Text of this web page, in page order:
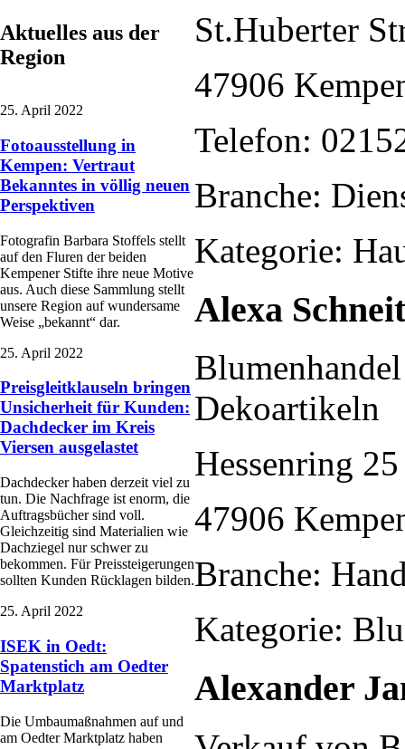
Aktuelles aus der
Region
25. April 2022
Fotoausstellung in
Kempen: Vertraut
Bekanntes in völlig neuen
Perspektiven
Fotografin Barbara Stoffels stellt
auf den Fluren der beiden
Kempener Stifte ihre neue Motive
aus. Auch diese Sammlung stellt
unsere Region auf wundersame
Weise „bekannt“ dar.
25. April 2022
Preisgleitklauseln bringen
Unsicherheit für Kunden:
Dachdecker im Kreis
Viersen ausgelastet
Dachdecker haben derzeit viel zu
tun. Die Nachfrage ist enorm, die
Auftragsbücher sind voll.
Gleichzeitig sind Materialien wie
Dachziegel nur schwer zu
bekommen. Für Preissteigerungen
sollten Kunden Rücklagen bilden.
25. April 2022
ISEK in Oedt:
Spatenstich am Oedter
Marktplatz
Die Umbaumaßnahmen auf und
am Oedter Marktplatz haben
St.Huberter
47906
Telefon:
Branche:
Kategorie:
Alexa
Dekoartikeln
Hessenring 25
47906
Branche:
Kategorie:
Alexander